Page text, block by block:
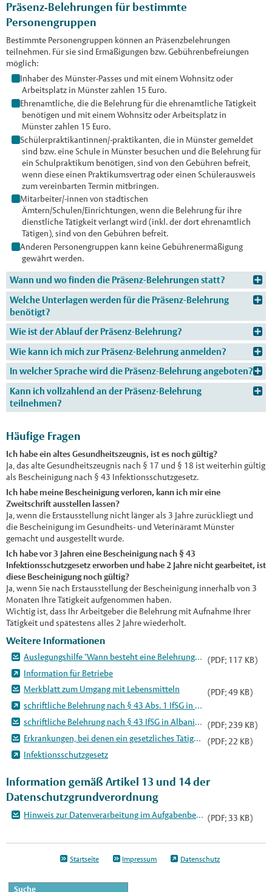
Präsenz-Belehrungen für bestimmte
Personengruppen
Bestimmte Personengruppen können an Präsenzbelehrungen
teilnehmen. Für sie sind Ermäßigungen bzw. Gebührenbefreiungen
möglich:
Inhaber des Münster-Passes und mit einem Wohnsitz oder
Arbeitsplatz in Münsterzahlen 15 Euro.
Ehrenamtliche, die die Belehrung für die ehrenamtliche Tätigkeit
benötigen und mit einem Wohnsitz oder Arbeitsplatz in
Münsterzahlen 15 Euro.
Schülerpraktikantinnen/-praktikanten, die in Münster gemeldet
sind bzw. eine Schule in Münster besuchen und die Belehrung für
ein Schulpraktikum benötigen, sind von den Gebühren befreit,
wenn diese einen Praktikumsvertrag oder einen Schülerausweis
zum vereinbarten Termin mitbringen.
Mitarbeiter/-innen von städtischen
Ämtern/Schulen/Einrichtungen, wenn die Belehrung für ihre
dienstliche Tätigkeit verlangt wird (inkl. der dort ehrenamtlich
Tätigen), sind von den Gebühren befreit.
Anderen Personengruppen kann keine Gebührenermäßigung
gewährt werden.
Wann und wo finden die Präsenz-Belehrungen statt?
Welche Unterlagen werden für die Präsenz-Belehrung
benötigt?
Wie ist der Ablauf der Präsenz-Belehrung?
Wie kann ich mich zur Präsenz-Belehrung anmelden?
In welcher Sprache wird die Präsenz-Belehrung angeboten?
Kann ich vollzahlend an der Präsenz-Belehrung
teilnehmen?
Häufige Fragen
Ich habe ein altes Gesundheitszeugnis, ist es noch gültig?
Ja, das alte Gesundheitszeugnis nach § 17 und § 18 ist weiterhin gültig
als Bescheinigung nach § 43 Infektionsschutzgesetz.
Ich habe meine Bescheinigung verloren, kann ich mir eine
Zweitschrift ausstellen lassen?
Ja, wenn die Erstausstellung nicht länger als 3 Jahre zurückliegt und
die Bescheinigung im Gesundheits- und Veterinäramt Münster
gemacht und ausgestellt wurde.
Ich habe vor 3 Jahren eine Bescheinigung nach § 43
Infektionsschutzgesetz erworben und habe 2 Jahre nicht gearbeitet, ist
diese Bescheinigung noch gültig?
Ja, wenn Sie nach Erstausstellung der Bescheinigung innerhalb von 3
Monaten Ihre Tätigkeit aufgenommen haben.
Wichtig ist, dass Ihr Arbeitgeber die Belehrung mit Aufnahme Ihrer
Tätigkeit und spätestens alles 2 Jahre wiederholt.
Weitere Informationen
Auslegungshilfe "Wann besteht eine Belehrungspflicht?"
(PDF; 117 KB)
Information für Betriebe
Merkblatt zum Umgang mit Lebensmitteln
(PDF; 49 KB)
schriftliche Belehrung nach § 43 Abs. 1 IfSG in verschiedenen Sprachen: Arabisch, Deutsch, Englisch, Französisch, Polnisch, Russisch, Spanisch, Türkisch
schriftliche Belehrung nach § 43 IfSG in Albanisch
(PDF; 239 KB)
Erkrankungen, bei denen ein gesetzliches Tätigkeitsverbot besteht
(PDF; 22 KB)
Infektionsschutzgesetz
Information gemäß Artikel 13 und 14 der
Datenschutzgrundverordnung
Hinweis zur Datenverarbeitung im Aufgabenbereich "Belehrung § 42, 43 IfSG" (PDF; 33 KB)
Startseite Impressum Datenschutz
Suche